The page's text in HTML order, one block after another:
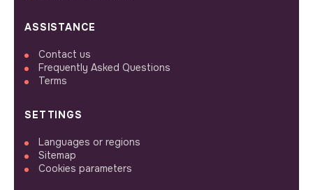
ASSISTANCE
Contact us
Frequently Asked Questions
Terms
SETTINGS
Languages or regions
Sitemap
Cookies parameters